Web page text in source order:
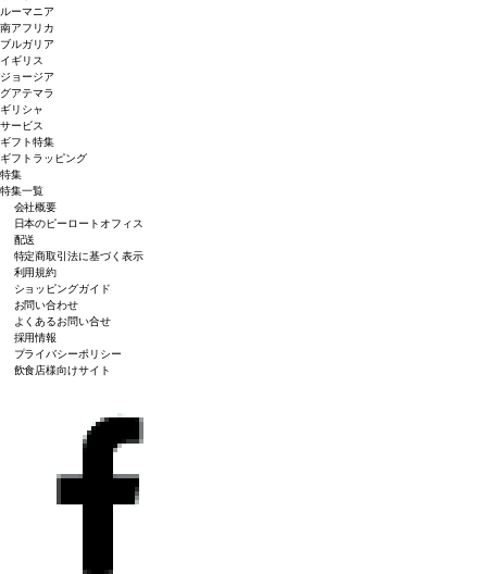
ルーマニア
南アフリカ
ブルガリア
イギリス
ジョージア
グアテマラ
ギリシャ
サービス
ギフト特集
ギフトラッピング
特集
特集一覧
会社概要
日本のピーロートオフィス
配送
特定商取引法に基づく表示
利用規約
ショッピングガイド
お問い合わせ
よくあるお問い合せ
採用情報
プライバシーポリシー
飲食店様向けサイト